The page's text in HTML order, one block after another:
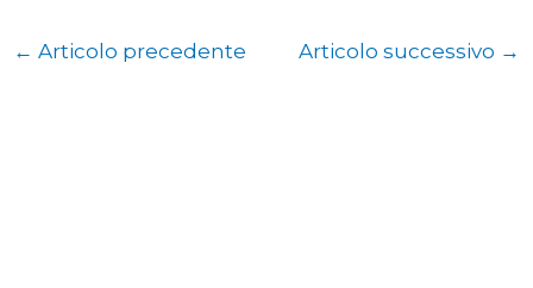
← Articolo precedente Articolo successivo →